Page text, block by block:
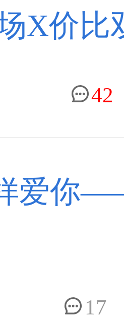
X价比
42
爱你
17